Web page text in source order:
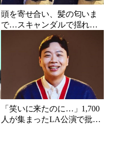
頭を寄せ合い、髪の匂いま
で…スキャンダルで揺れた
人気俳優、ベトナム女性歌
手との親密動画が公開
「笑いに来たのに…」1,700
人が集まったLA公演で批判